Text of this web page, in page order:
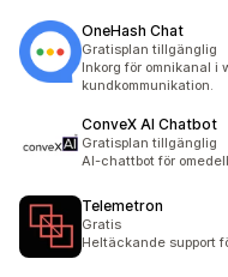
OneHash Chat
Gratisplan tillgänglig
Inkorg för omnikanal i
kundkommunikation.
ConveX AI Chatbot
Gratisplan tillgänglig
AI-chattbot för
Telemetron
Gratis
Heltäckande support